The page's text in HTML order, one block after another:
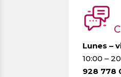
Lunes –
10:00 –
928 778